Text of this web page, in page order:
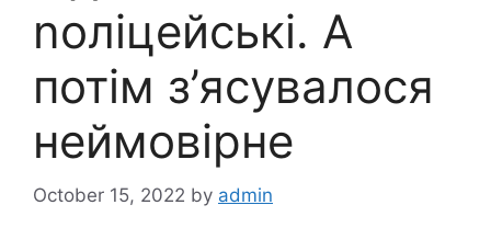
nоліцейські. А
потім з’ясувалося
неймовірне
October 15, 2022 by admin